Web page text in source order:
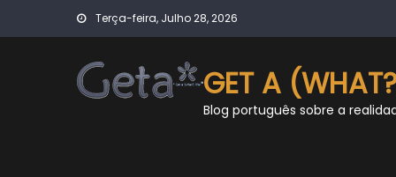
Terça-feira, Julho 28, 2026
GET A
Blog português sobre a